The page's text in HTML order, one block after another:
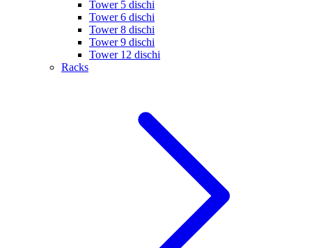
Tower 5 dischi
Tower 6 dischi
Tower 8 dischi
Tower 9 dischi
Tower 12 dischi
Racks